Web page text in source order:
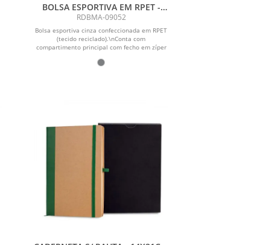
BOLSA ESPORTIVA EM RPET -
CINZA ESCURO - 30L
RDBMA-09052
Bolsa esportiva cinza confeccionada em RPET
(tecido reciclado).\nConta com
compartimento principal com fecho em zíper